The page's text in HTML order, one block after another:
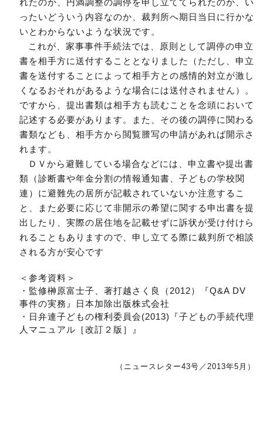
れたのか、円満調整の調停を申し立ててられたのか、い
ったいどういう内容なのか、裁判所へ期日当日に行かな
いとわからないような状況です。
これが、家事事件手続法では、原則として調停の申立
書を相手方に送付することとなりました（ただし、申立
書を送付することによって相手方との感情的対立が激し
くなるおそれがあるような場合には送付されません）。
ですから、提出書類は相手方も読むことを念頭において
記述する必要があります。また、その後の調停に関わる
書類なども、相手方から閲覧謄写の申請があれば開示さ
れます。
ＤＶから避難している場合などには、申立書や提出書
類（診断書や年金分割の情報通知書、子どもの学校関
連）に避難先の居所が記載されていないか注意するこ
と、また必要に応じて非開示の希望に関する申出書を提
出したり、実際の居住地を記載せずに訴状が受け付けら
れることもありますので、申し立てる際に裁判所で相談
される方が安心です
＜参考資料＞
・監修榊原富士子、著打越さく良（2012）『Q&A DV
事件の実務』日本加除出版株式会社
・日弁連子どもの権利委員会(2013)『子どもの手続代理
人マニュアル［改訂２版］』
（ニュースレター43号／2013年5月）